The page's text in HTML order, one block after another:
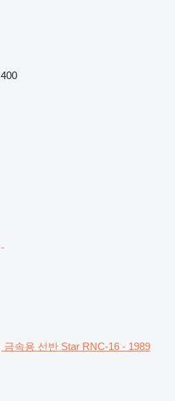
400
금속용 선반 Star RNC-16 - 1989